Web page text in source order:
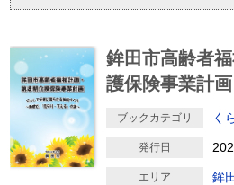
鉾田市高齢者
護保険事業計画
ブックカテゴリ く
発行日
エリア 鉾